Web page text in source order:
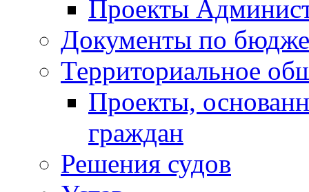
Проекты
Документы по
Территориальное
Проекты,
граждан
Решения судов